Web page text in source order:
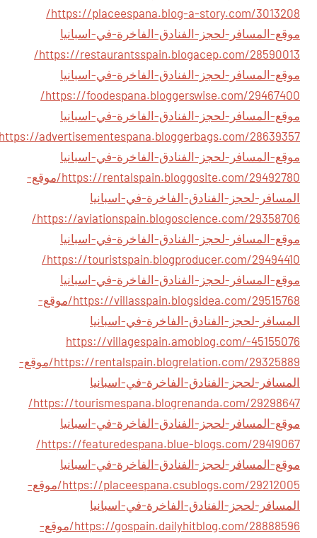
https://placeespana.blog-a-story.com/3013208/
موقع-المسافر-لحجز-الفنادق-الفاخرة-في-اسبانيا
https://restaurantsspain.blogacep.com/28590013/
موقع-المسافر-لحجز-الفنادق-الفاخرة-في-اسبانيا
https://foodespana.bloggerswise.com/29467400/
موقع-المسافر-لحجز-الفنادق-الفاخرة-في-اسبانيا
موقع-المسافر-لحجز-الفنادق-الفاخرة-في-اسبانيا
https://rentalspain.bloggosite.com/29492780/موقع-
المسافر-لحجز-الفنادق-الفاخرة-في-اسبانيا
https://aviationspain.blogoscience.com/29358706/
موقع-المسافر-لحجز-الفنادق-الفاخرة-في-اسبانيا
https://touristspain.blogproducer.com/29494410/
موقع-المسافر-لحجز-الفنادق-الفاخرة-في-اسبانيا
https://villasspain.blogsidea.com/29515768/موقع-
المسافر-لحجز-الفنادق-الفاخرة-في-اسبانيا
https://villagespain.amoblog.com/-45155076
https://rentalspain.blogrelation.com/29325889/موقع-
المسافر-لحجز-الفنادق-الفاخرة-في-اسبانيا
https://tourismespana.blogrenanda.com/29298647/
موقع-المسافر-لحجز-الفنادق-الفاخرة-في-اسبانيا
https://featuredespana.blue-blogs.com/29419067/
موقع-المسافر-لحجز-الفنادق-الفاخرة-في-اسبانيا
https://placeespana.csublogs.com/29212005/موقع-
المسافر-لحجز-الفنادق-الفاخرة-في-اسبانيا
https://gospain.dailyhitblog.com/28888596/موقع-